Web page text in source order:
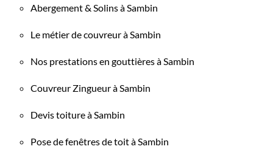
Abergement & Solins à Sambin
Le métier de couvreur à Sambin
Nos prestations en gouttières à Sambin
Couvreur Zingueur à Sambin
Devis toiture à Sambin
Pose de fenêtres de toit à Sambin